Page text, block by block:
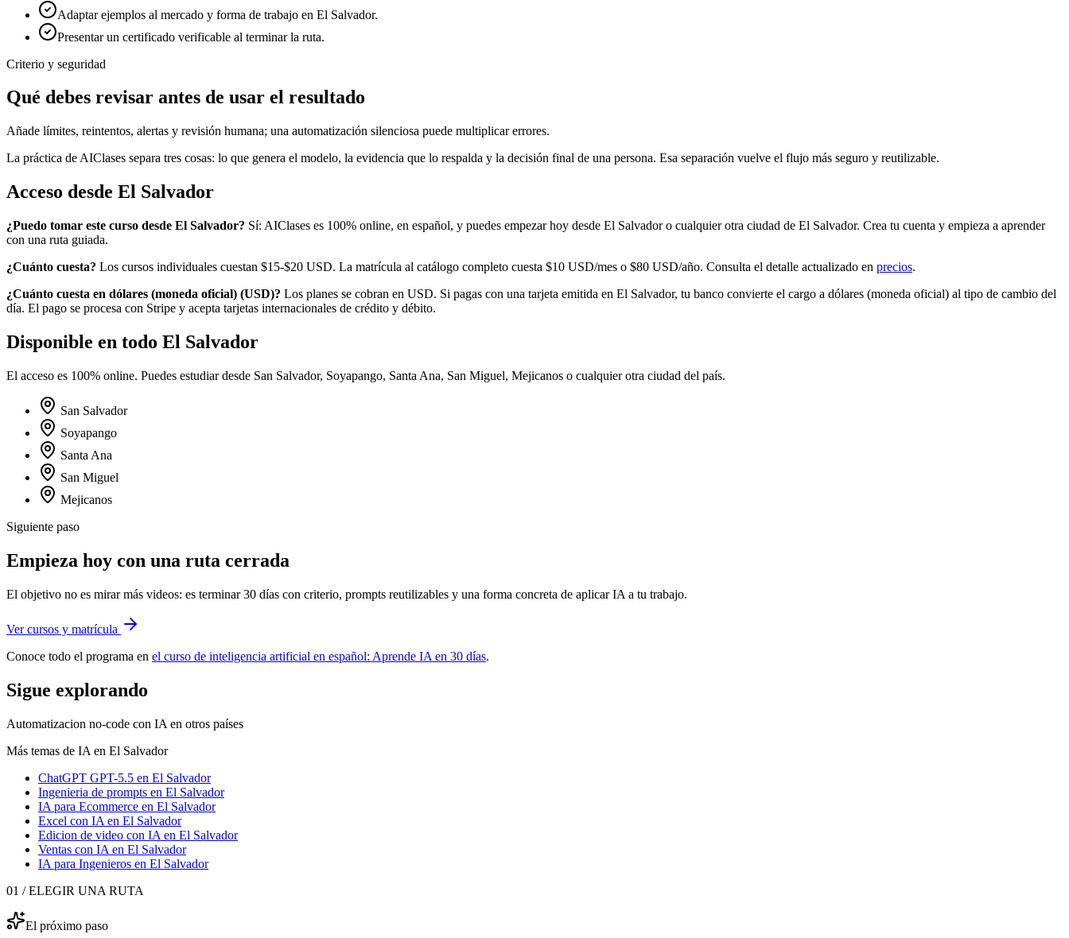
Adaptar ejemplos al mercado y forma de trabajo en El Salvador.
Presentar un certificado verificable al terminar la ruta.
Criterio y seguridad
Qué debes revisar antes de usar el resultado
Añade límites, reintentos, alertas y revisión humana; una automatización silenciosa puede multiplicar errores.
La práctica de AIClases separa tres cosas: lo que genera el modelo, la evidencia que lo respalda y la decisión final de una persona. Esa separación vuelve el flujo más seguro y reutilizable.
Acceso desde El Salvador
¿Puedo tomar este curso desde El Salvador? Sí: AIClases es 100% online, en español, y puedes empezar hoy desde El Salvadoro cualquier otra ciudad de El Salvador. Crea tu cuenta y empieza a aprender
con una ruta guiada.
¿Cuánto cuesta? Los cursos individuales cuestan $15-$20 USD. La matrícula al catálogo completo cuesta $10 USD/mes o $80 USD/año. Consulta el detalle actualizado en precios.
¿Cuánto cuesta en dólares (moneda oficial) (USD)? Los planes se cobran en USD. Si pagas con una tarjeta emitida en El Salvador, tu banco convierte el cargo a dólares (moneda oficial) al tipo de cambio del
día. El pago se procesa con Stripe y acepta tarjetas internacionales de crédito y débito.
Disponible en todo El Salvador
El acceso es 100% online. Puedes estudiar desde San Salvador, Soyapango, Santa Ana, San Miguel, Mejicanos o cualquier otra ciudad del país.
San Salvador
Soyapango
Santa Ana
San Miguel
Mejicanos
Siguiente paso
Empieza hoy con una ruta cerrada
El objetivo no es mirar más videos: es terminar 30 días con criterio, prompts reutilizables y una forma concreta de aplicar IA a tu trabajo.
Ver cursos y matrícula
Conoce todo el programa en el curso de inteligencia artificial en español: Aprende IA en 30 días.
Sigue explorando
Automatizacion no-code con IA en otros países
Más temas de IA en El Salvador
ChatGPT GPT-5.5 en El Salvador
Ingenieria de prompts en El Salvador
IA para Ecommerce en El Salvador
Excel con IA en El Salvador
Edicion de video con IA en El Salvador
Ventas con IA en El Salvador
IA para Ingenieros en El Salvador
01 / ELEGIR UNA RUTA
El próximo paso